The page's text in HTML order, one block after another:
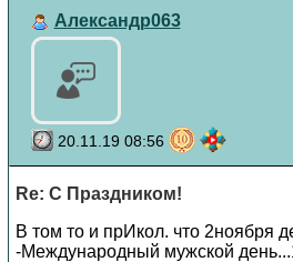
Александр063
20.11.19 08:56
Re: С Праздником!
В том то и прИкол. что 2ноября
-Международный мужской